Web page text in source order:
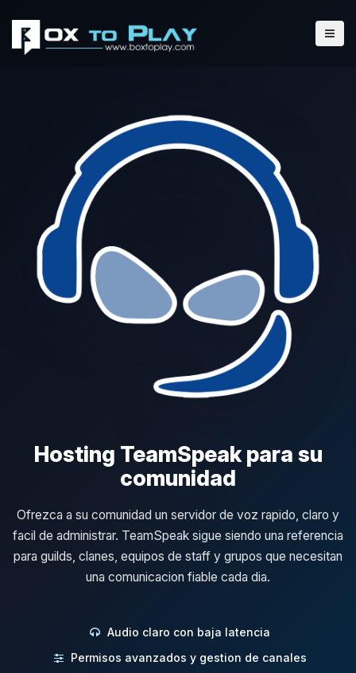
Hosting TeamSpeak para su
comunidad
Ofrezca a su comunidad un servidor de voz rapido, claro y
facil de administrar. TeamSpeak sigue siendo una referencia
para guilds, clanes, equipos de staff y grupos que necesitan
una comunicacion fiable cada dia.
Audio claro con baja latencia
Permisos avanzados y gestion de canales